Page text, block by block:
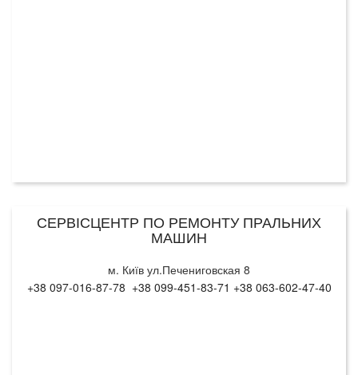
СЕРВІСЦЕНТР ПО РЕМОНТУ ПРАЛЬНИХ
МАШИН
м. Київ ул.Печениговская 8
+38 097-016-87-78 +38 099-451-83-71 +38 063-602-47-40